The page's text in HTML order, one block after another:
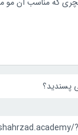
پسندید؟